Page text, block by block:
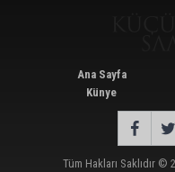
Ana Sayfa
Künye
Tüm Hakları Saklıdır ©